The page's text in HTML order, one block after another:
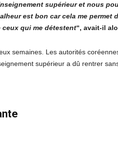
supérieur et nous
est bon car cela me permet
ceux qui me détestent“, avait-il
semaines. Les autorités
supérieur a dû rentrer